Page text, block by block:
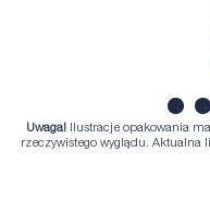
2
Uwaga! Ilustracje opakowania
rzeczywistego wyglądu. Aktualna